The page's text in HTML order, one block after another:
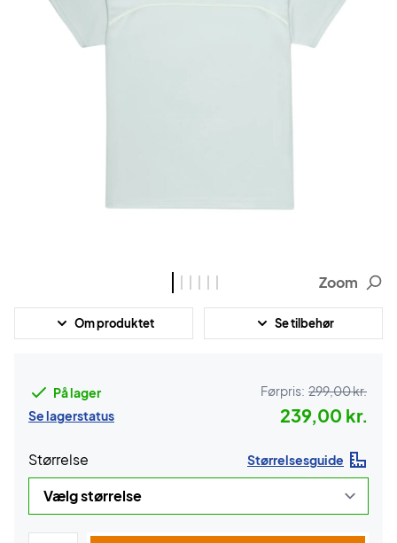
Zoom
Om produktet Se tilbehør
På lager
Se lagerstatus
Førpris: 299,00 kr.
239,00 kr.
Størrelse Størrelsesguide